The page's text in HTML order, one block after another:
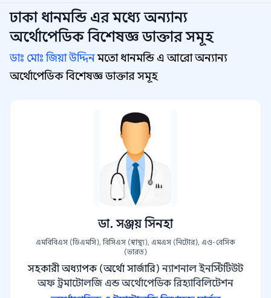
ঢাকা ধানমন্ডি এর মধ্যে অন্যান্য
অর্থোপেডিক বিশেষজ্ঞ ডাক্তার সমূহ
ডাঃ মোঃ জিয়া উদ্দিনমতো ধানমন্ডি এ আরো অন্যান্য
অর্থোপেডিক বিশেষজ্ঞ ডাক্তার সমূহ
ডা. সঞ্জয় সিনহা
এমবিবিএস (ডিএমসি), বিসিএস (স্বাস্থ্য), এমএস (নিটোর), এও-বেসিক
(ভারত)
সহকারী অধ্যাপক (অর্থো সার্জারি) ন্যাশনাল ইনস্টিটিউট
অফ ট্রমাটোলজি এন্ড অর্থোপেডিক রিহ্যাবিলিটেশন